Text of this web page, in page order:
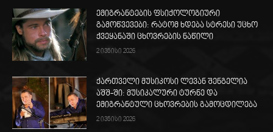
ემიგრანტების ფსიქოლოგიური
გამოწვევები: რატომ ხდება სტრესი უცხო
ქვეყანაში ცხოვრების ნაწილი
2 ივნისი 2026
ქართველი მუსიკოსი ლევან შენგელია
აშშ-ში: მუსიკალური ტურნე და
ემიგრანტული ცხოვრების გამოცდილება
2 ივნისი 2026